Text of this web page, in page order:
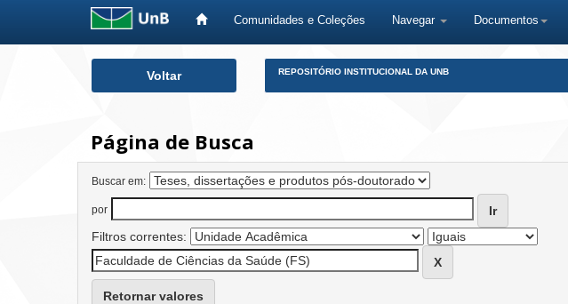
Comunidades e Coleções Navegar Documentos
Voltar REPOSITÓRIO INSTITUCIONAL DA UNB
Página de Busca
Buscar em:
por
Filtros correntes:
Retornar valores